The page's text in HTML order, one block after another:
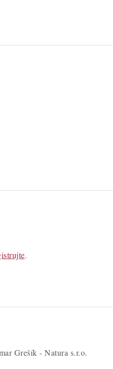
.
Grešík - Natura s.r.o.